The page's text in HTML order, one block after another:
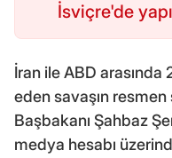
İsviçre'de
İran ile ABD
eden savaşın
Başbakanı Şahbaz
medya hesabı